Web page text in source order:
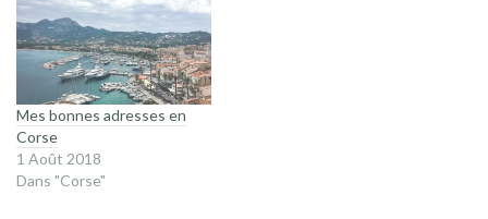
Mes bonnes adresses en
Corse
1 Août 2018
Dans "Corse"